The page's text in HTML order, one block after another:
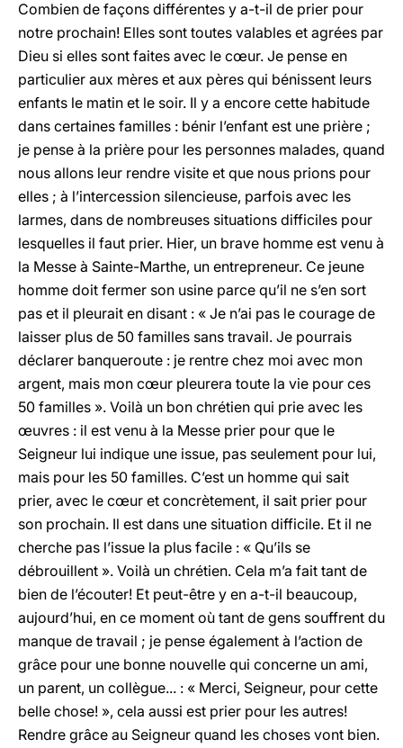
Combien de façons différentes y a-t-il de prier pour
notre prochain! Elles sont toutes valables et agrées par
Dieu si elles sont faites avec le cœur. Je pense en
particulier aux mères et aux pères qui bénissent leurs
enfants le matin et le soir. Il y a encore cette habitude
dans certaines familles : bénir l’enfant est une prière ;
je pense à la prière pour les personnes malades, quand
nous allons leur rendre visite et que nous prions pour
elles ; à l’intercession silencieuse, parfois avec les
larmes, dans de nombreuses situations difficiles pour
lesquelles il faut prier. Hier, un brave homme est venu à
la Messe à Sainte-Marthe, un entrepreneur. Ce jeune
homme doit fermer son usine parce qu’il ne s’en sort
pas et il pleurait en disant : « Je n’ai pas le courage de
laisser plus de 50 familles sans travail. Je pourrais
déclarer banqueroute : je rentre chez moi avec mon
argent, mais mon cœur pleurera toute la vie pour ces
50 familles ». Voilà un bon chrétien qui prie avec les
œuvres : il est venu à la Messe prier pour que le
Seigneur lui indique une issue, pas seulement pour lui,
mais pour les 50 familles. C’est un homme qui sait
prier, avec le cœur et concrètement, il sait prier pour
son prochain. Il est dans une situation difficile. Et il ne
cherche pas l’issue la plus facile : « Qu’ils se
débrouillent ». Voilà un chrétien. Cela m’a fait tant de
bien de l’écouter! Et peut-être y en a-t-il beaucoup,
aujourd’hui, en ce moment où tant de gens souffrent du
manque de travail ; je pense également à l’action de
grâce pour une bonne nouvelle qui concerne un ami,
un parent, un collègue... : « Merci, Seigneur, pour cette
belle chose! », cela aussi est prier pour les autres!
Rendre grâce au Seigneur quand les choses vont bien.